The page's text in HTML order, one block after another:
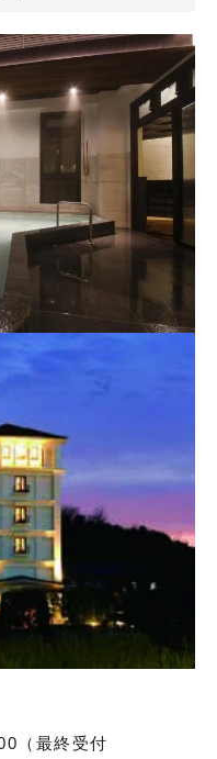
（最終受付